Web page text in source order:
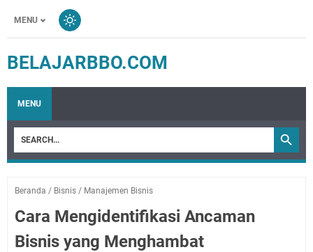
MENU
BELAJARBBO.COM
MENU
Beranda / Bisnis / Manajemen Bisnis
Cara Mengidentifikasi Ancaman
Bisnis yang Menghambat